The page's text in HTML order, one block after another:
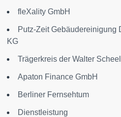
fleXality GmbH
Putz-Zeit Gebäudereinigung
KG
Trägerkreis der Walter
Apaton Finance GmbH
Berliner Fernsehtum
Dienstleistung